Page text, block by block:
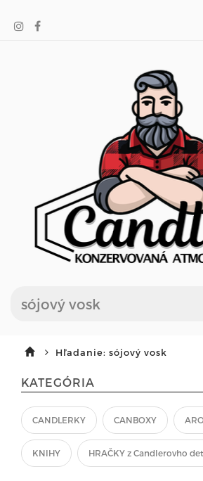
Hľadanie: sójový vosk
KATEGÓRIA
CANDLERKY CANBOXY
KNIHY HRAČKY z Candlerovho